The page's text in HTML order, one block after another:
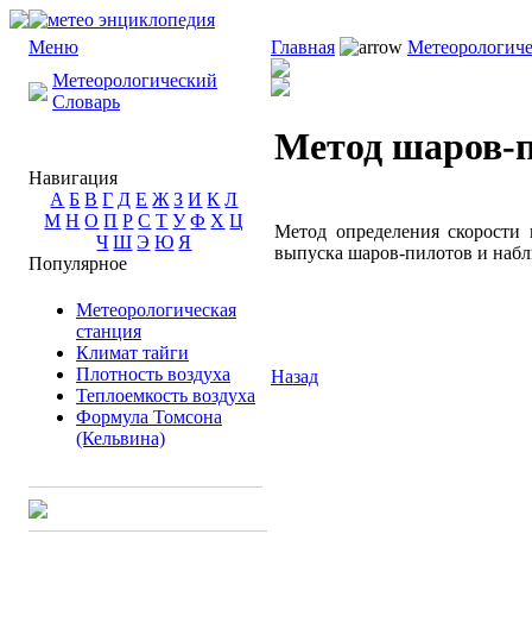
Меню
Метеорологический
Словарь
Навигация
А Б В Г Д Е Ж З И К Л
М Н О П Р С Т У Ф Х Ц
Ч Ш Э Ю Я
Популярное
Метеорологическая
станция
Климат тайги
Плотность воздуха
Теплоемкость воздуха
Формула Томсона
(Кельвина)
Главная
Метод шаров-
Метод определения
выпуска шаров-пилотов и
Назад